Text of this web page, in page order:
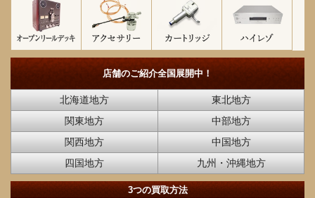
店舗のご紹介全国展開中！
北海道地方
東北地方
関東地方
中部地方
関西地方
中国地方
四国地方
九州・沖縄地方
3つの買取方法